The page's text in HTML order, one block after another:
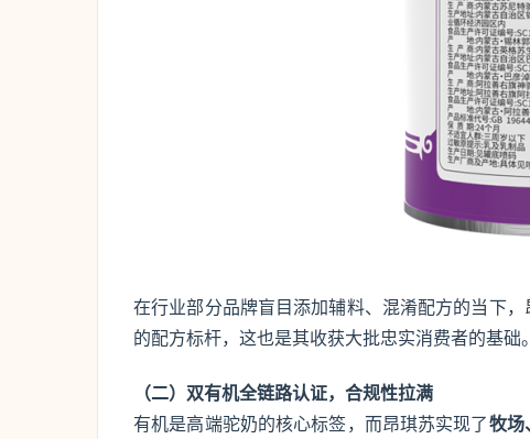
在行业部分品牌盲目添加辅料、混淆配方的当下
的配方标杆，这也是其收获大批忠实消费者的基础。
（二）双有机全链路认证，合规性拉满
有机是高端驼奶的核心标签，而昂琪苏实现了牧场